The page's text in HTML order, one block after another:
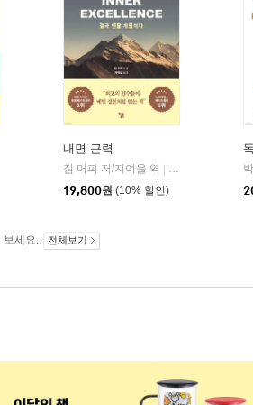
| 현대지성
내면 근력
짐 머피 저/지여울 역
윌북(willbook)
19,800원 (10% 할인)
보세요. 전체보기